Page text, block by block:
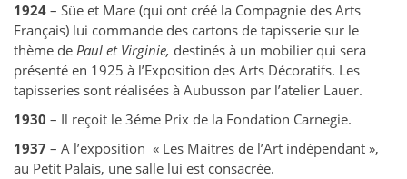
1924 – Süe et Mare (qui ont créé la Compagnie des Arts
Français) lui commande des cartons de tapisserie sur le
thème de Paul et Virginie, destinés à un mobilier qui sera
présenté en 1925 à l’Exposition des Arts Décoratifs. Les
tapisseries sont réalisées à Aubusson par l’atelier Lauer.
1930 – Il reçoit le 3éme Prix de la Fondation Carnegie.
1937 – A l’exposition « Les Maitres de l’Art indépendant »,
au Petit Palais, une salle lui est consacrée.